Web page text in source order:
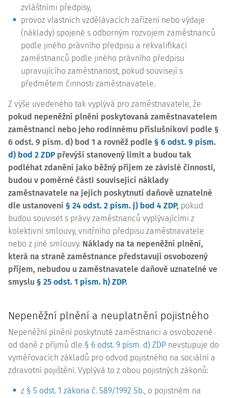
zvláštními předpisy,
provoz vlastních vzdělávacích zařízení nebo výdaje
(náklady) spojené s odborným rozvojem zaměstnanců
podle jiného právního předpisu a rekvalifikací
zaměstnanců podle jiného právního předpisu
upravujícího zaměstnanost, pokud souvisejí s
předmětem činnosti zaměstnavatele.
Z výše uvedeného tak vyplývá pro zaměstnavatele, že
pokud nepeněžní plnění poskytovaná zaměstnavatelem
zaměstnanci nebo jeho rodinnému příslušníkovi podle §
6 odst. 9 písm. d) bod 1 a rovněž podle § 6 odst. 9 písm.
d) bod 2 ZDP převýší stanovený limit a budou tak
podléhat zdanění jako běžný příjem ze závislé činnosti,
budou v poměrné části související náklady
zaměstnavatele na jejich poskytnutí daňově uznatelné
dle ustanovení § 24 odst. 2 písm. j) bod 4 ZDP, pokud
budou souviset s právy zaměstnanců vyplývajícími z
kolektivní smlouvy, vnitřního předpisu zaměstnavatele
nebo z jiné smlouvy. Náklady na ta nepeněžní plnění,
která na straně zaměstnance představují osvobozený
příjem, nebudou u zaměstnavatele daňově uznatelné ve
smyslu § 25 odst. 1 písm. h) ZDP.
Nepeněžní plnění a neuplatnění pojistného
Nepeněžní plnění poskytnuté zaměstnanci a osvobozené
od daně z příjmů dle § 6 odst. 9 písm. d) ZDP nevstupuje do
vyměřovacích základů pro odvod pojistného na sociální a
zdravotní pojištění. Vyplývá to z obou pojistných zákonů:
z § 5 odst. 1 zákona č. 589/1992 Sb., o pojistném na